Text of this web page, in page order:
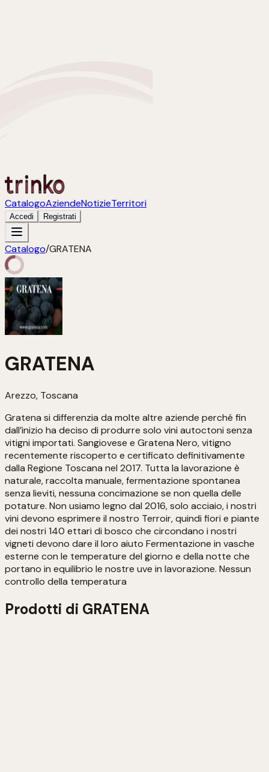
CatalogoAziendeNotizieTerritori
Accedi Registrati
Catalogo/GRATENA
GRATENA
Arezzo, Toscana
Gratena si differenzia da molte altre aziende perché fin
dall’inizio ha deciso di produrre solo vini autoctoni senza
vitigni importati. Sangiovese e Gratena Nero, vitigno
recentemente riscoperto e certificato definitivamente
dalla Regione Toscana nel 2017. Tutta la lavorazione è
naturale, raccolta manuale, fermentazione spontanea
senza lieviti, nessuna concimazione se non quella delle
potature. Non usiamo legno dal 2016, solo acciaio, i nostri
vini devono esprimere il nostro Terroir, quindi fiori e piante
dei nostri 140 ettari di bosco che circondano i nostri
vigneti devono dare il loro aiuto Fermentazione in vasche
esterne con le temperature del giorno e della notte che
portano in equilibrio le nostre uve in lavorazione. Nessun
controllo della temperatura
Prodotti di GRATENA